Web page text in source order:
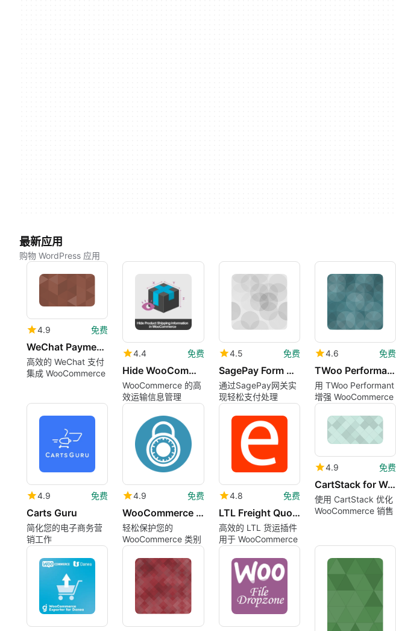
最新应用
购物 WordPress 应用
4.9 免费
WeChat Payments for WooCommerce
高效的 WeChat 支付
集成 WooCommerce
4.4 免费
Hide WooCommerce Product Shipping Info
WooCommerce 的高
效运输信息管理
4.5 免费
SagePay Form Gateway for WooCommerce
通过SagePay网关实
现轻松支付处理
4.6 免费
TWoo Performant
用 TWoo Performant
增强 WooCommerce
4.9 免费
Carts Guru
简化您的电子商务营
销工作
4.9 免费
WooCommerce Category Locker
轻松保护您的
WooCommerce 类别
4.8 免费
LTL Freight Quotes 8211 Worldwide Express Edition
高效的 LTL 货运插件
用于 WooCommerce
4.9 免费
CartStack for WooCommerce
使用 CartStack 优化
WooCommerce 销售